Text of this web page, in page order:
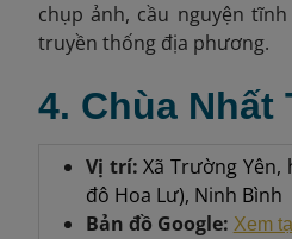
chụp ảnh, cầu nguyện
truyền thống địa phương.
4. Chùa Nhất
Vị trí:Xã Trường Yên,
đô Hoa Lư), Ninh Bình
Bản đồ Google: Xem